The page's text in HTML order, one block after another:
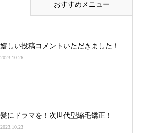
おすすめメニュー
嬉しい投稿コメントいただきました！
2023.10.26
髪にドラマを！次世代型縮毛矯正！
2023.10.23